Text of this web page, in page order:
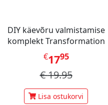
DIY käevõru valmistamise
komplekt Transformation
€1795
€19.95
Lisa ostukorvi